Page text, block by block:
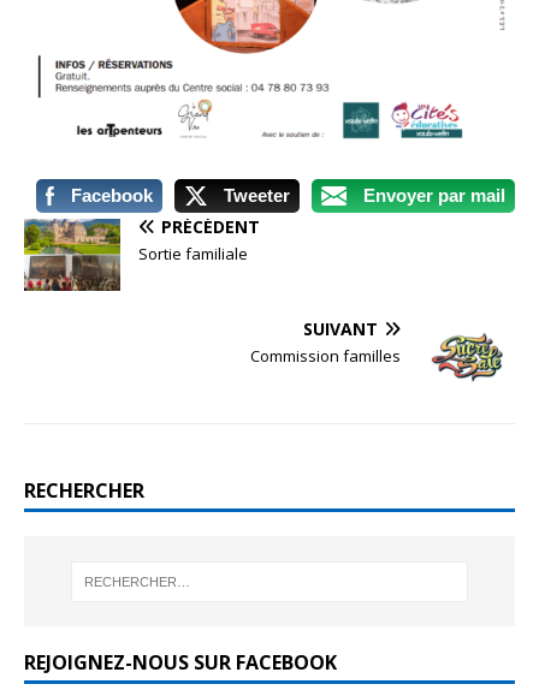
Facebook Tweeter Envoyer par mail
PRÉCÉDENT
Sortie familiale
SUIVANT
Commission familles
RECHERCHER
REJOIGNEZ-NOUS SUR FACEBOOK